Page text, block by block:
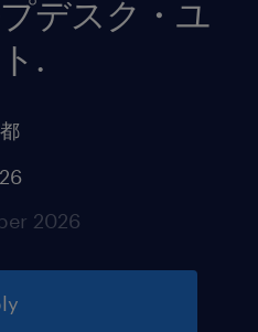
デスク・ユ
.
2026